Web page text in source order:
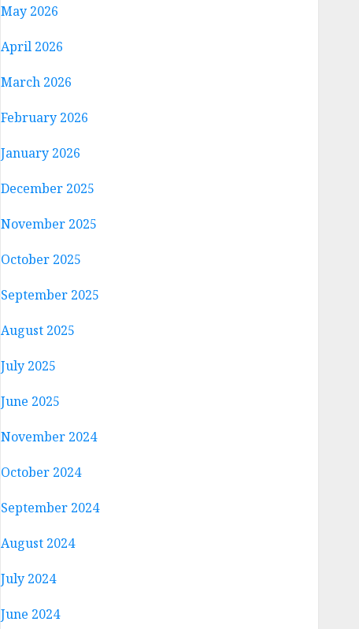
May 2026
April 2026
March 2026
February 2026
January 2026
December 2025
November 2025
October 2025
September 2025
August 2025
July 2025
June 2025
November 2024
October 2024
September 2024
August 2024
July 2024
June 2024